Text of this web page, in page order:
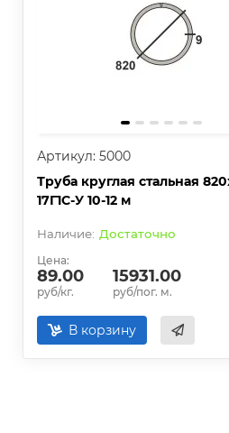
Артикул: 5000
Труба круглая стальная
17Г1С-У 10-12 м
Достаточно
Цена:
89.00
руб/кг.
15931.00
руб/пог. м.
В корзину